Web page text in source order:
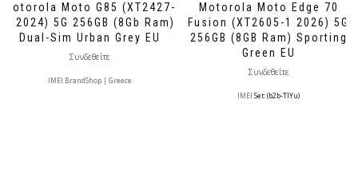
Motorola Moto G85 (XT2427-
3 2024) 5G 256GB (8Gb Ram)
Dual-Sim Urban Grey EU
Συνδεθείτε
IMEI BrandShop | Greece
Motorola Moto Edge 70
Fusion (XT2605-1 2026) 5G
256GB (8GB Ram) Sporting
Green EU
Συνδεθείτε
IMEI Set: (b2b-TlYu)